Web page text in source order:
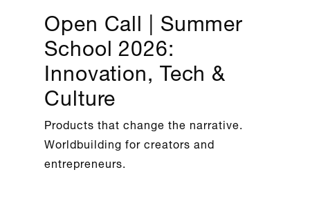
Open Call | Summer
School 2026:
Innovation, Tech &
Culture
Products that change the narrative.
Worldbuilding for creators and
entrepreneurs.